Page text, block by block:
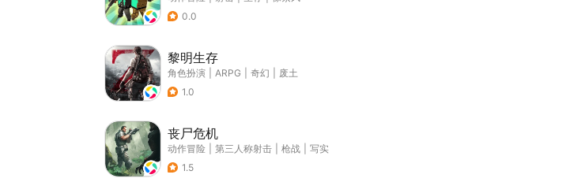
0.0
黎明生存
角色扮演 ARPG 奇幻
废土
1.0
丧尸危机
动作冒险 第三人称射击 枪战
写实
1.5